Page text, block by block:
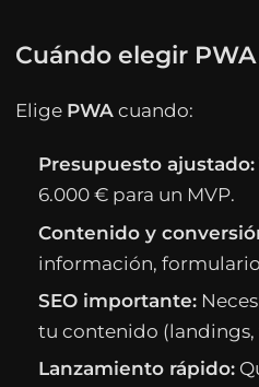
Cuándo elegir PWA
Elige PWAcuando:
Presupuesto ajustado:
6.000 € para un MVP.
Contenido y
información,
SEO importante:
tu contenido
Lanzamiento rápido: